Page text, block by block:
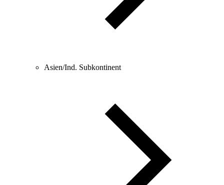
Asien/Ind. Subkontinent